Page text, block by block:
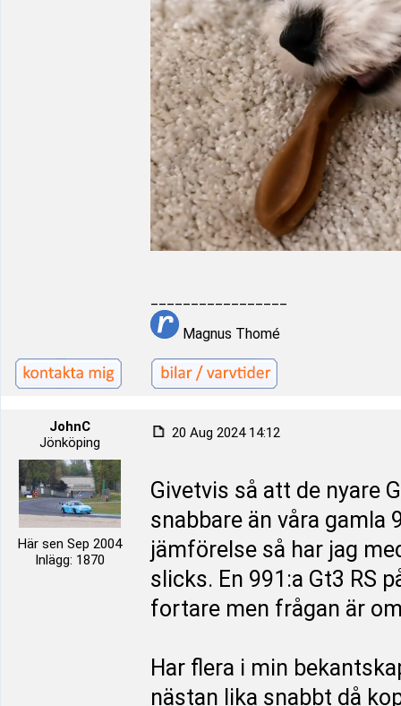
Magnus Thomé
JohnC
Jönköping
Här sen Sep 2004
Inlägg: 1870
20 Aug 2024 14:12
Givetvis så att de nyare
snabbare än våra gamla
jämförelse så har jag
slicks. En 991:a Gt3 RS
fortare men frågan är
Har flera i min
nästan lika snabbt då